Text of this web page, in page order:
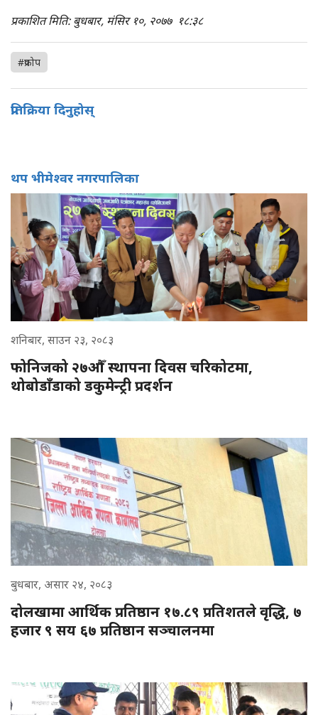
प्रकाशित मिति: बुधबार, मंसिर १०, २०७७ १८:३८
#प्रकोप
प्रतिक्रिया दिनुहोस्
थप भीमेश्वर नगरपालिका
शनिबार, साउन २३, २०८३
फोनिजको २७औँ स्थापना दिवस चरिकोटमा,
थोबोडाँडाको डकुमेन्ट्री प्रदर्शन
बुधबार, असार २४, २०८३
दोलखामा आर्थिक प्रतिष्ठान १७.८९ प्रतिशतले वृद्धि, ७
हजार ९ सय ६७ प्रतिष्ठान सञ्चालनमा